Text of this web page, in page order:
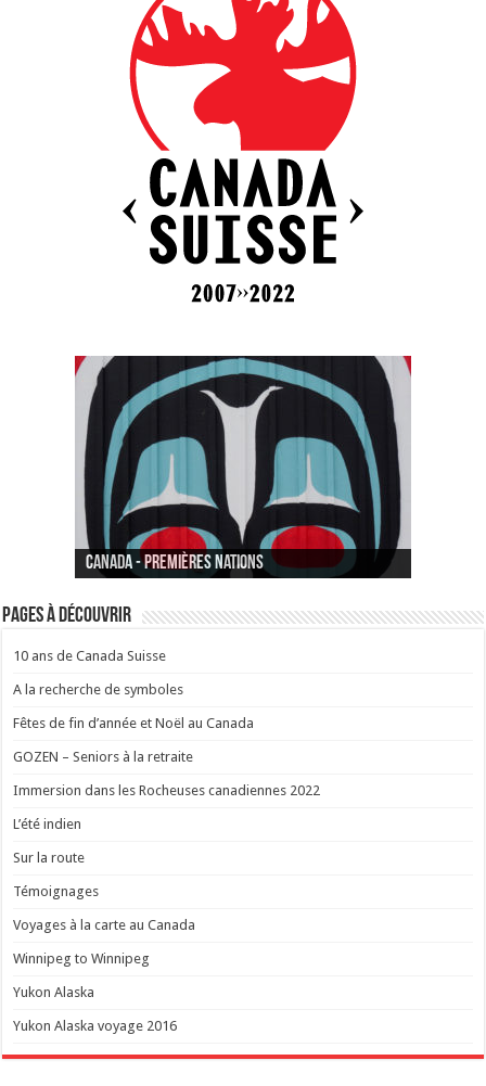
Canada - La baie de Fundy
Suisse - Genève Aéroport
Canada - Premières Nations
Pages à découvrir
10 ans de Canada Suisse
A la recherche de symboles
Fêtes de fin d’année et Noël au Canada
GOZEN – Seniors à la retraite
Immersion dans les Rocheuses canadiennes 2022
L’été indien
Sur la route
Témoignages
Voyages à la carte au Canada
Winnipeg to Winnipeg
Yukon Alaska
Yukon Alaska voyage 2016